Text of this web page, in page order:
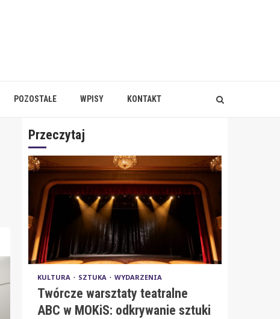
POZOSTAŁE WPISY KONTAKT
Przeczytaj
KULTURA SZTUKA WYDARZENIA
Twórcze warsztaty teatralne
ABC w MOKiS: odkrywanie sztuki